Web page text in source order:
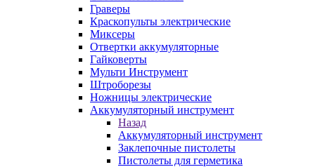
Граверы
Краскопульты электрические
Миксеры
Отвертки аккумуляторные
Гайковерты
Мульти Инструмент
Штроборезы
Ножницы электрические
Аккумуляторный инструмент
Назад
Аккумуляторный инструмент
Заклепочные пистолеты
Пистолеты для герметика